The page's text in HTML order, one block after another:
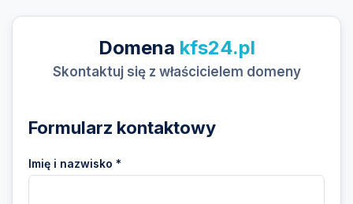
Domena kfs24.pl
Skontaktuj się z właścicielem domeny
Formularz kontaktowy
Imię i nazwisko *